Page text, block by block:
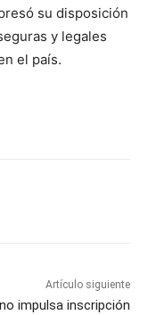
su disposición
y legales
el país.
Artículo siguiente
impulsa inscripción